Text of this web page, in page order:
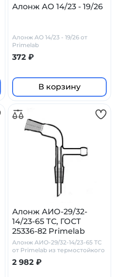
Алонж АО 14/23 - 19/26
Алонж АО 14/23 - 19/26 от
Primelab
372 ₽
В корзину
Алонж АИО-29/32-
14/23-65 ТС, ГОСТ
25336-82 Primelab
Алонж АИО-29/32-14/23-65 ТС
от Primelab из термостойкого
стекла
2 982 ₽